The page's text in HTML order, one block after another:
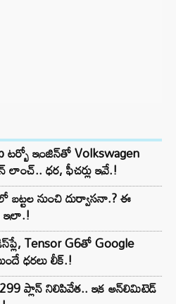
ఇంజిన్‌తో Volkswagen
లాంచ్.. ధర, ఫీచర్లు ఇవే.!
బట్టల నుంచి దుర్వాసనా.? ఈ
ఇలా.!
Tensor G6తో Google
ధరలు లీక్.!
ప్లాన్ నిలిపివేత.. ఇక అన్‌లిమిటెడ్